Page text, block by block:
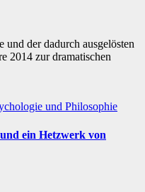
der dadurch ausgelösten
2014 zur dramatischen
und Philosophie
ein Hetzwerk von